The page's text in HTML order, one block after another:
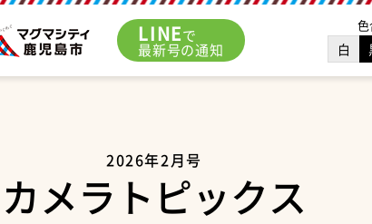
LINEで
最新号の通知
色
白
2026年2月号
カメラトピックス